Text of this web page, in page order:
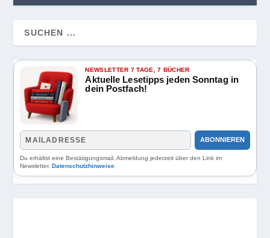
NEWSLETTER 7 TAGE, 7 BÜCHER
Aktuelle Lesetipps jeden Sonntag in
dein Postfach!
ABONNIEREN
Du erhältst eine Bestätigungsmail. Abmeldung jederzeit über den Link im
Newsletter.Datenschutzhinweise